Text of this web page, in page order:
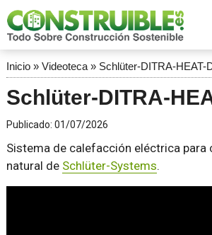
Inicio» Videoteca» Schlüter-DITRA-HEAT-
Schlüter-DITRA-
Publicado: 01/07/2026
Sistema de calefacción eléctrica para
natural de Schlüter-Systems.